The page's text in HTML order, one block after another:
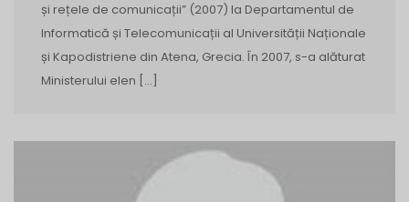
și rețele de comunicații” (2007) la Departamentul de
Informatică și Telecomunicații al Universității Naționale
și Kapodistriene din Atena, Grecia. În 2007, s-a alăturat
Ministerului elen […]